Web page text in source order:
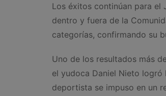
Los éxitos continúan para el
dentro y fuera de la
categorías, confirmando su
Uno de los resultados más
el yudoca Daniel Nieto
deportista se impuso en un